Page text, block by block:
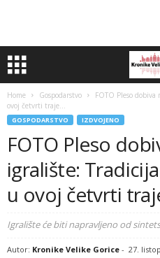
Home Gospodarstvo
FOTO Pleso
ovoj četvrti traje...
GOSPODARSTVO IZDVOJENO
FOTO Pleso
igralište:
u ovoj četvrti
Igralište će biti napravljeno od
Autor: Kronike Velike Gorice - 27.